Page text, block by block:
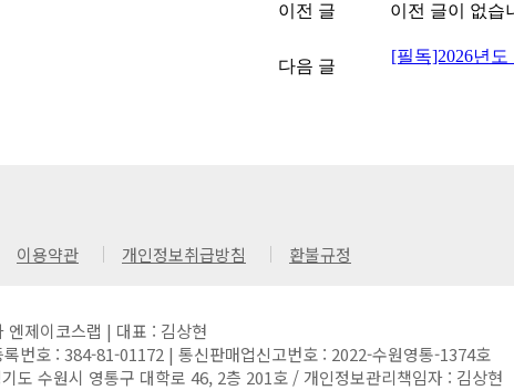
이전 글
이전 글이 없습
다음 글
[필독]2026년
이용약관 개인정보취급방침 환불규정
엔제이코스랩 | 대표 : 김상현
록번호 : 384-81-01172 | 통신판매업신고번호 : 2022-수원영통-1374호
도 수원시 영통구 대학로 46, 2층 201호 / 개인정보관리책임자 : 김상현